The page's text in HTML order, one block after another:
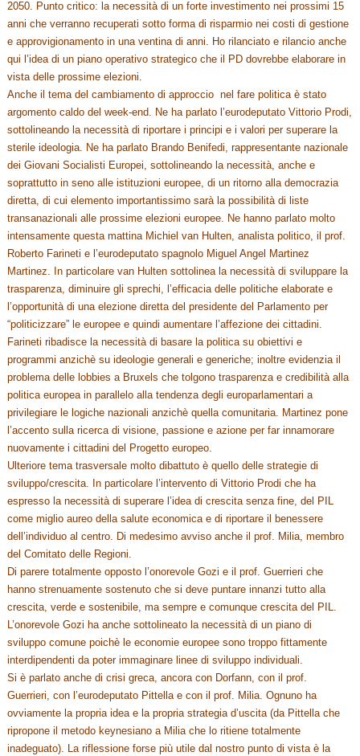
2050. Punto critico: la necessità di un forte investimento nei prossimi 15
anni che verranno recuperati sotto forma di risparmio nei costi di gestione
e approvigionamento in una ventina di anni. Ho rilanciato e rilancio anche
qui l’idea di un piano operativo strategico che il PD dovrebbe elaborare in
vista delle prossime elezioni.
Anche il tema del cambiamento di approccio nel fare politica è stato
argomento caldo del week-end. Ne ha parlato l’eurodeputato Vittorio Prodi,
sottolineando la necessità di riportare i principi e i valori per superare la
sterile ideologia. Ne ha parlato Brando Benifedi, rappresentante nazionale
dei Giovani Socialisti Europei, sottolineando la necessità, anche e
soprattutto in seno alle istituzioni europee, di un ritorno alla democrazia
diretta, di cui elemento importantissimo sarà la possibilità di liste
transanazionali alle prossime elezioni europee. Ne hanno parlato molto
intensamente questa mattina Michiel van Hulten, analista politico, il prof.
Roberto Farineti e l’eurodeputato spagnolo Miguel Angel Martinez
Martinez. In particolare van Hulten sottolinea la necessità di sviluppare la
trasparenza, diminuire gli sprechi, l’efficacia delle politiche elaborate e
l’opportunità di una elezione diretta del presidente del Parlamento per
“politicizzare” le europee e quindi aumentare l’affezione dei cittadini.
Farineti ribadisce la necessità di basare la politica su obiettivi e
programmi anzichè su ideologie generali e generiche; inoltre evidenzia il
problema delle lobbies a Bruxels che tolgono trasparenza e credibilità alla
politica europea in parallelo alla tendenza degli europarlamentari a
privilegiare le logiche nazionali anzichè quella comunitaria. Martinez pone
l’accento sulla ricerca di visione, passione e azione per far innamorare
nuovamente i cittadini del Progetto europeo.
Ulteriore tema trasversale molto dibattuto è quello delle strategie di
sviluppo/crescita. In particolare l’intervento di Vittorio Prodi che ha
espresso la necessità di superare l’idea di crescita senza fine, del PIL
come miglio aureo della salute economica e di riportare il benessere
dell’individuo al centro. Di medesimo avviso anche il prof. Milia, membro
del Comitato delle Regioni.
Di parere totalmente opposto l’onorevole Gozi e il prof. Guerrieri che
hanno strenuamente sostenuto che si deve puntare innanzi tutto alla
crescita, verde e sostenibile, ma sempre e comunque crescita del PIL.
L’onorevole Gozi ha anche sottolineato la necessità di un piano di
sviluppo comune poichè le economie europee sono troppo fittamente
interdipendenti da poter immaginare linee di sviluppo individuali.
Si è parlato anche di crisi greca, ancora con Dorfann, con il prof.
Guerrieri, con l’eurodeputato Pittella e con il prof. Milia. Ognuno ha
ovviamente la propria idea e la propria strategia d’uscita (da Pittella che
ripropone il metodo keynesiano a Milia che lo ritiene totalmente
inadeguato). La riflessione forse più utile dal nostro punto di vista è la